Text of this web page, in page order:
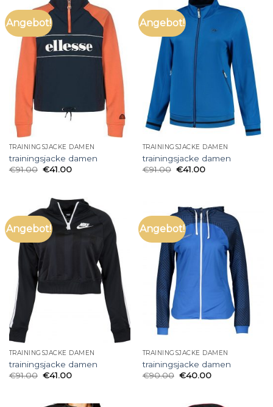
Angebot!
TRAININGSJACKE DAMEN
trainingsjacke damen
€91.00 €41.00
Angebot!
TRAININGSJACKE DAMEN
trainingsjacke damen
€91.00 €41.00
Angebot!
TRAININGSJACKE DAMEN
trainingsjacke damen
€91.00 €41.00
Angebot!
TRAININGSJACKE DAMEN
trainingsjacke damen
€90.00 €40.00